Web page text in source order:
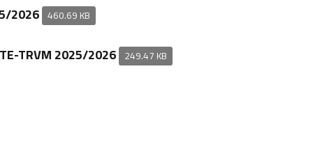
2026 460.69 KB
TRVM 2025/2026 249.47 KB